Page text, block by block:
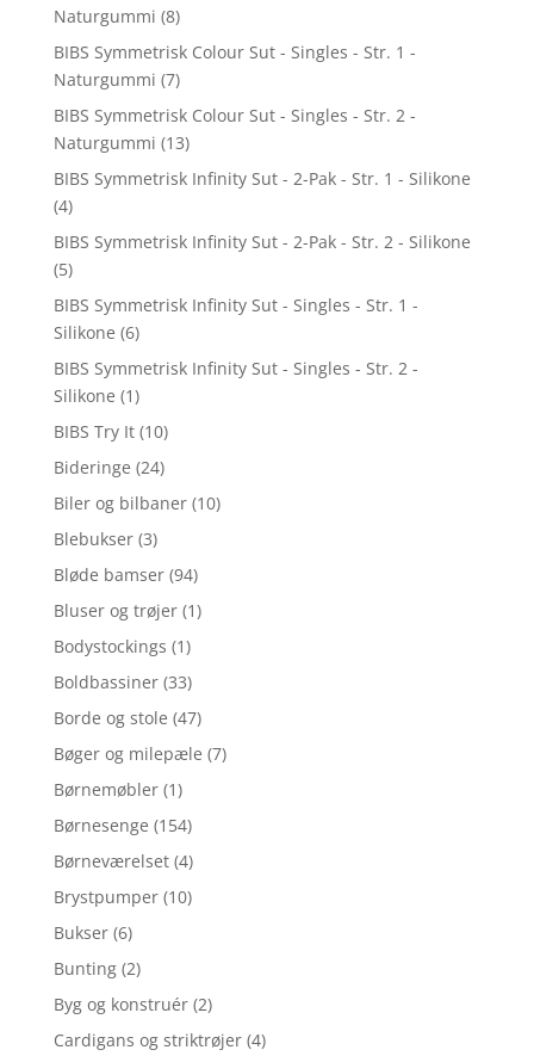
Naturgummi (8)
BIBS Symmetrisk Colour Sut - Singles - Str. 1 -
Naturgummi (7)
BIBS Symmetrisk Colour Sut - Singles - Str. 2 -
Naturgummi (13)
BIBS Symmetrisk Infinity Sut - 2-Pak - Str. 1 - Silikone
(4)
BIBS Symmetrisk Infinity Sut - 2-Pak - Str. 2 - Silikone
(5)
BIBS Symmetrisk Infinity Sut - Singles - Str. 1 -
Silikone (6)
BIBS Symmetrisk Infinity Sut - Singles - Str. 2 -
Silikone (1)
BIBS Try It (10)
Bideringe (24)
Biler og bilbaner (10)
Blebukser (3)
Bløde bamser (94)
Bluser og trøjer (1)
Bodystockings (1)
Boldbassiner (33)
Borde og stole (47)
Bøger og milepæle (7)
Børnemøbler (1)
Børnesenge (154)
Børneværelset (4)
Brystpumper (10)
Bukser (6)
Bunting (2)
Byg og konstruér (2)
Cardigans og striktrøjer (4)